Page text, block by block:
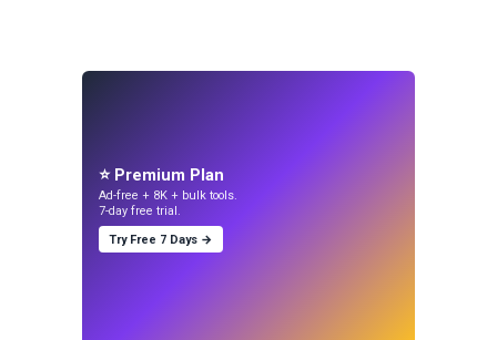
⭐ Premium Plan
Ad-free + 8K + bulk tools.
7-day free trial.
Try Free 7 Days →